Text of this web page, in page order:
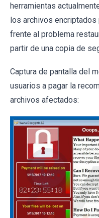
herramientas
los archivos encriptados
frente al problema
partir de una copia de
Captura de pantalla del
usuarios a pagar la
archivos afectados: